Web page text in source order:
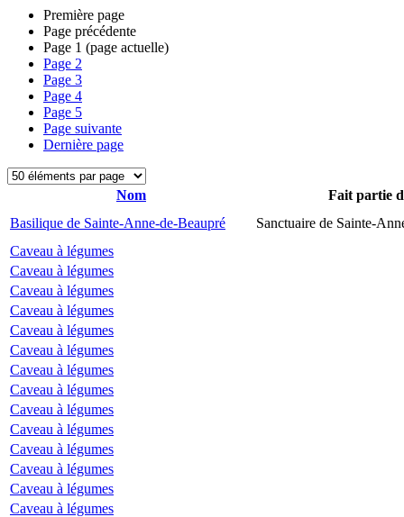
Première page
Page précédente
Page 1 (page actuelle)
Page 2
Page 3
Page 4
Page 5
Page suivante
Dernière page
Nom
Fait partie
Basilique de Sainte-Anne-de-Beaupré
Sanctuaire de Sainte-
Caveau à légumes
Caveau à légumes
Caveau à légumes
Caveau à légumes
Caveau à légumes
Caveau à légumes
Caveau à légumes
Caveau à légumes
Caveau à légumes
Caveau à légumes
Caveau à légumes
Caveau à légumes
Caveau à légumes
Caveau à légumes